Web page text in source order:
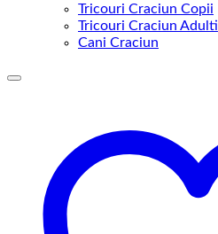
Tricouri Craciun Copii
Tricouri Craciun Adulti
Cani Craciun